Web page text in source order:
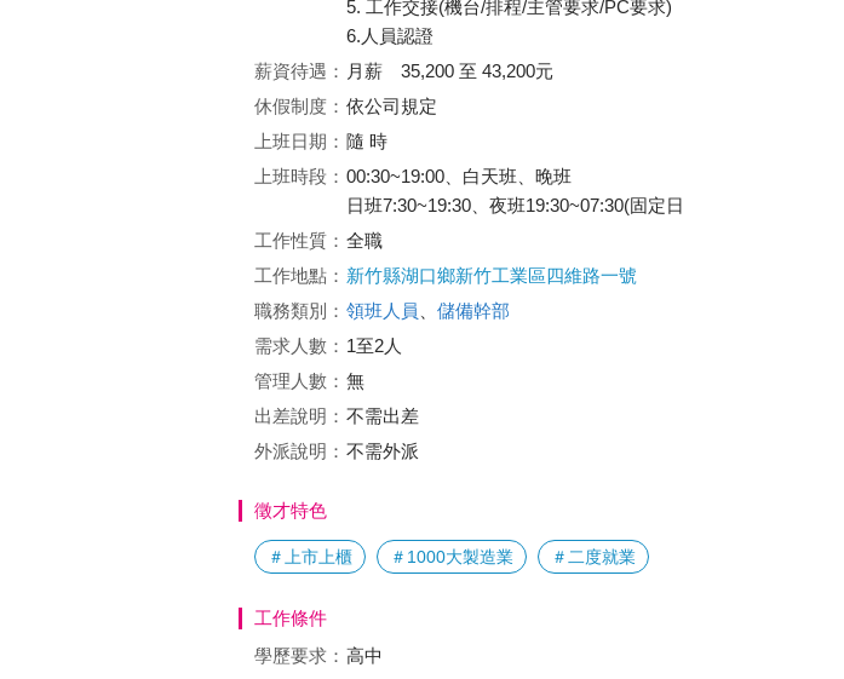
5. 工作交接(機台/排程/主管要求/PC要求)
6.人員認證
薪資待遇： 月薪 35,200 至 43,200元
休假制度： 依公司規定
上班日期： 隨 時
上班時段： 00:30~19:00、白天班、晚班
日班7:30~19:30、夜班19:30~07:30(固定日
工作性質： 全職
工作地點： 新竹縣湖口鄉新竹工業區四維路一號
職務類別： 領班人員
儲備幹部
需求人數： 1至2人
管理人數： 無
出差說明： 不需出差
外派說明： 不需外派
徵才特色
＃上市上櫃 ＃1000大製造業 ＃二度就業
工作條件
學歷要求： 高中